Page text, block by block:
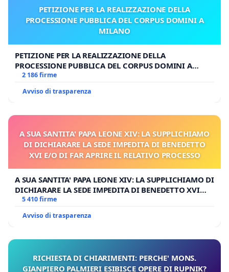
PETIZIONE PER LA REALIZZAZIONE DELLA
PROCESSIONE PUBBLICA DEL CORPUS DOMINI A
MILANO
PETIZIONE PER LA REALIZZAZIONE DELLA
PROCESSIONE PUBBLICA DEL CORPUS DOMINI A
MILANO
2 186 firme
Avviso di trasparenza
A SUA SANTITA' PAPA LEONE XIV: LA SUPPLICHIAMO
DI DICHIARARE LA SEDE IMPEDITA DI BENEDETTO
XVI E/O DI FAR APRIRE IL RELATIVO PROCESSO
A SUA SANTITA' PAPA LEONE XIV: LA SUPPLICHIAMO DI
DICHIARARE LA SEDE IMPEDITA DI BENEDETTO XVI
E/O DI FAR APRIRE IL RELATIVO PROCESSO
5 410 firme
Avviso di trasparenza
RICHIESTA DI CHIARIMENTI: PERCHE' MONS.
GIANPIERO PALMIERI ESIBISCE OPERE DI RUPNIK?